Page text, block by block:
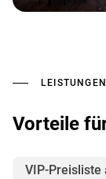
LEISTUNGEN
Vorteile
VIP-Preisliste